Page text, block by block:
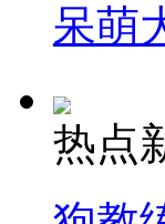
呆萌
热点